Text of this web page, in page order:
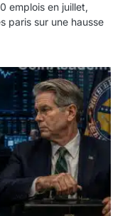
emplois en juillet,
paris sur une hausse
sans prévenir la